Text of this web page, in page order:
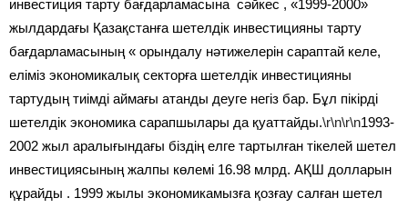
инвестиция тарту бағдарламасына сәйкес , «1999-2000»
жылдардағы Қазақстанға шетелдік инвестицияны тарту
бағдарламасының « орындалу нәтижелерін сараптай келе,
еліміз экономикалық секторға шетелдік инвестицияны
тартудың тиімді аймағы атанды деуге негіз бар. Бұл пікірді
шетелдік экономика сарапшылары да қуаттайды.\r\n\r\n1993-
2002 жыл аралығындағы біздің елге тартылған тікелей шетел
инвестициясының жалпы көлемі 16.98 млрд. АҚШ долларын
құрайды . 1999 жылы экономикамызға қозғау салған шетел